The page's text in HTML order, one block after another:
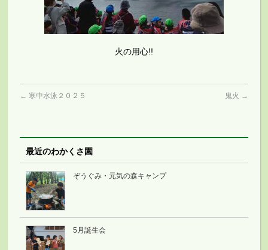
火の用心!!
← 寒中水泳２０２５ 鬼火 →
最近のわかくさ園
ぞうぐみ・元気の森キャンプ
5月誕生会